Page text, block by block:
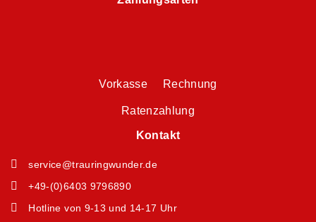
Vorkasse Rechnung
Ratenzahlung
Kontakt
service@trauringwunder.de
+49-(0)6403 9796890
Hotline von 9-13 und 14-17 Uhr